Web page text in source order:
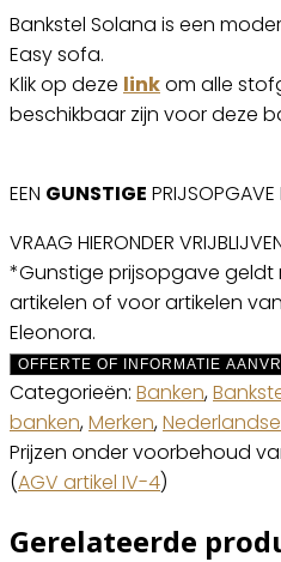
Bankstel Solana is een
Easy sofa.
Klik op deze linkom alle
beschikbaar zijn voor deze
EEN GUNSTIGE PRIJSOPGAVE
VRAAG HIERONDER
*Gunstige prijsopgave
artikelen of voor artikelen
Eleonora.
OFFERTE OF INFORMATIE
Categorieën: Banken,
banken,Merken,
Prijzen onder voorbehoud
(AGV artikel IV-4)
Gerelateerde